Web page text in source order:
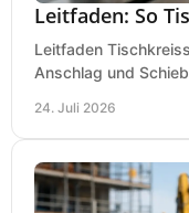
Leitfaden: So
Leitfaden
Anschlag und
24. Juli 2026